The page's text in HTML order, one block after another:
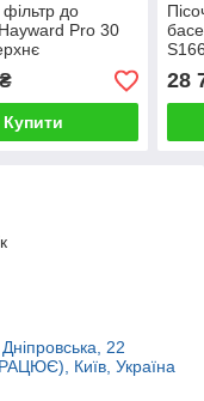
до
Pro 30
Купити
28
22
Київ, Україна